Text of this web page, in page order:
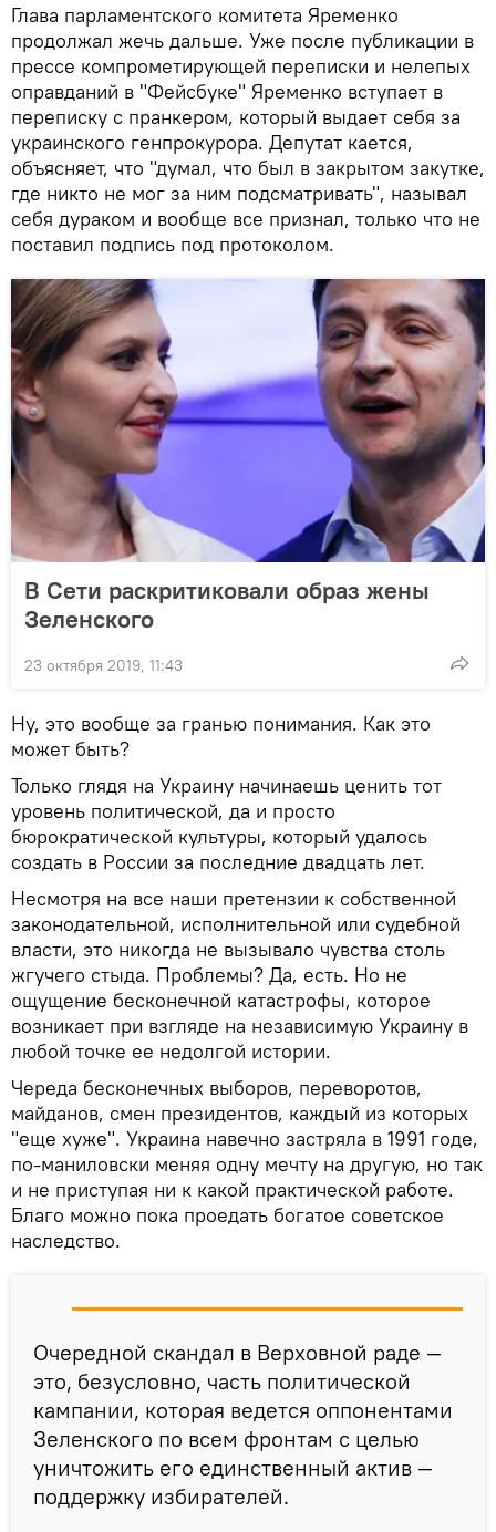
Глава парламентского комитета Яременко
продолжал жечь дальше. Уже после публикации в
прессе компрометирующей переписки и нелепых
оправданий в "Фейсбуке" Яременко вступает в
переписку с пранкером, который выдает себя за
украинского генпрокурора. Депутат кается,
объясняет, что "думал, что был в закрытом закутке,
где никто не мог за ним подсматривать", называл
себя дураком и вообще все признал, только что не
поставил подпись под протоколом.
В Сети раскритиковали образ жены
Зеленского
23 октября 2019, 11:43
Ну, это вообще за гранью понимания. Как это
может быть?
Только глядя на Украину начинаешь ценить тот
уровень политической, да и просто
бюрократической культуры, который удалось
создать в России за последние двадцать лет.
Несмотря на все наши претензии к собственной
законодательной, исполнительной или судебной
власти, это никогда не вызывало чувства столь
жгучего стыда. Проблемы? Да, есть. Но не
ощущение бесконечной катастрофы, которое
возникает при взгляде на независимую Украину в
любой точке ее недолгой истории.
Череда бесконечных выборов, переворотов,
майданов, смен президентов, каждый из которых
"еще хуже". Украина навечно застряла в 1991 годе,
по-маниловски меняя одну мечту на другую, но так
и не приступая ни к какой практической работе.
Благо можно пока проедать богатое советское
наследство.
Очередной скандал в Верховной раде —
это, безусловно, часть политической
кампании, которая ведется оппонентами
Зеленского по всем фронтам с целью
уничтожить его единственный актив —
поддержку избирателей.